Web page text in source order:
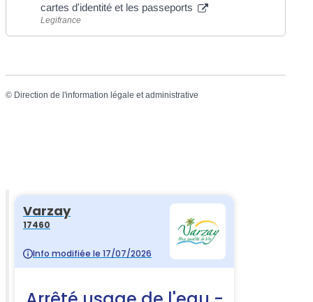
cartes d'identité et les passeports
Legifrance
© Direction de l'information légale et administrative